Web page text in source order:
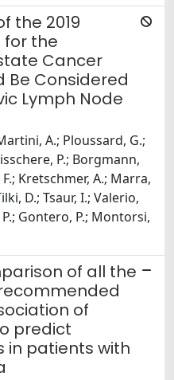
the 2019
for the
Cancer
Be Considered
Lymph Node
A.; Ploussard, G.;
P.; Borgmann,
Kretschmer, A.; Marra,
D.; Tsaur, I.; Valerio,
Gontero, P.; Montorsi,
of all the
of
predict
in patients with